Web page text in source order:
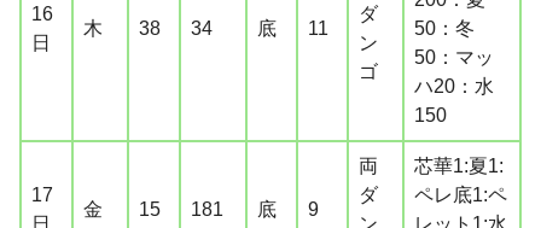
16
日
木 38 34 底 11
ダ
ン
ゴ
50：冬
50：マッ
ハ20：水
150
17
金 15 181 底 9
両
ダ
芯華1:夏1:
ペレ底1:ペ